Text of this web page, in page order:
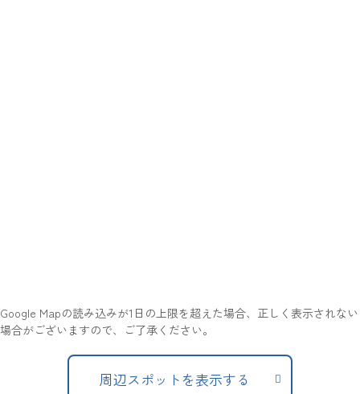
Google Mapの読み込みが1日の上限を超えた場合、正しく表示されない
場合がございますので、ご了承ください。
周辺スポットを表示する